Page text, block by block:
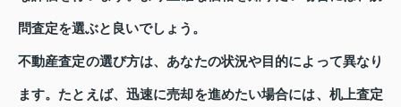
問査定を選ぶと良いでしょう。
不動産査定の選び方は、あなたの状況や目的によって異なり
ます。たとえば、迅速に売却を進めたい場合には、机上査定